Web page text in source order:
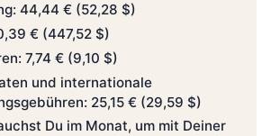
44,44 € (52,28 $)
€ (447,52 $)
7,74 € (9,10 $)
und internationale
25,15 € (29,59 $)
Du im Monat, um mit Deiner